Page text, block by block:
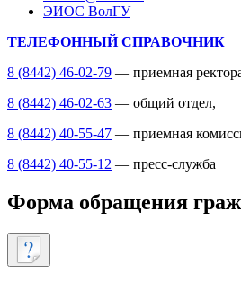
ЭИОС ВолГУ
ТЕЛЕФОННЫЙ СПРАВОЧНИК
8 (8442) 46-02-79 — приемная
8 (8442) 46-02-63 — общий отдел,
8 (8442) 40-55-47 — приемная
8 (8442) 40-55-12 — пресс-служба
Форма обращения